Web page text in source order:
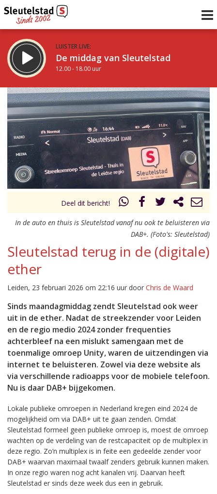
LUISTER LIVE:
De middag van Sleutelstad
12.00 - 18.00 uur
STRAKS:
De avond van Sleutelstad
18.00 - 21.00 uur
Vorig uur
uur 1 van 0 Volgend uur
Deel dit bericht!
In de auto en thuis is Sleutelstad vanaf nu ook te beluisteren via
DAB+. (Foto's: Sleutelstad)
Sleutelstad terug in de (digitale)
ether
Leiden, 23 februari 2026 om 22:16 uur door Chris de Waard
Sinds maandagmiddag zendt Sleutelstad ook weer
uit in de ether. Nadat de streekzender voor Leiden
en de regio medio 2024 zonder frequenties
achterbleef na een mislukt samengaan met de
toenmalige omroep Unity, waren de uitzendingen via
internet te beluisteren. Zowel via deze website als
via verschillende radioapps voor de mobiele telefoon.
Nu is daar DAB+ bijgekomen.
Lokale publieke omroepen in Nederland kregen eind 2024 de
mogelijkheid om via DAB+ uit te gaan zenden. Omdat
Sleutelstad formeel geen publieke omroep is, moest de omroep
wachten op de verdeling van de restcapaciteit op de multiplex in
deze regio. Zo’n multiplex is in feite een gedeelde zender voor
DAB+ waarvan maximaal twaalf zenders gebruik kunnen maken.
In onze regio waren nog acht kanalen vrij. Daarvan heeft
Sleutelstad er sinds deze week dus een in gebruik.